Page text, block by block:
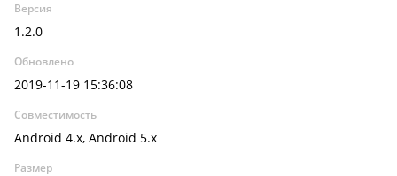
Версия
1.2.0
Обновлено
2019-11-19 15:36:08
Совместимость
Android 4.x, Android 5.x
Размер